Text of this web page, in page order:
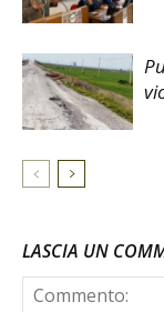
LASCIA UN